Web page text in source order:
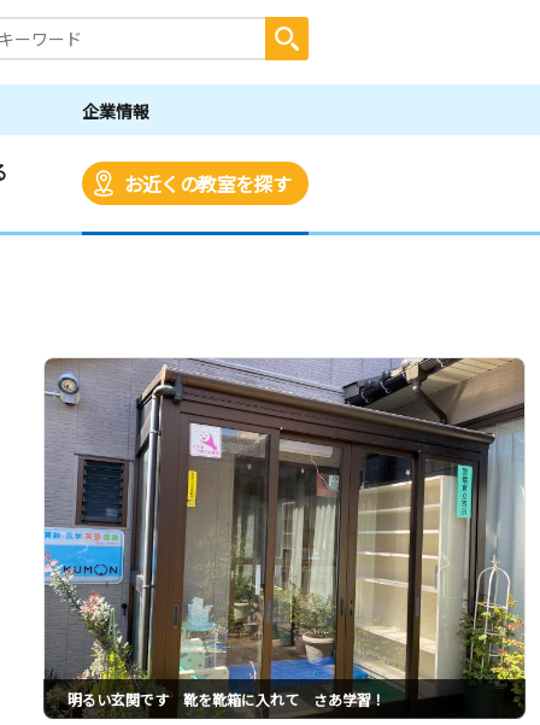
企業情報
お近くの教室を探す
明るい玄関です 靴を靴箱に入れて さあ学習！